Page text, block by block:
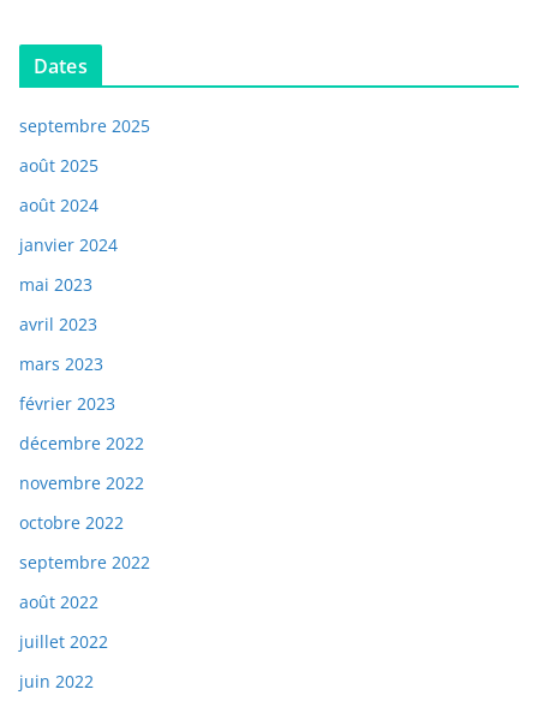
Dates
septembre 2025
août 2025
août 2024
janvier 2024
mai 2023
avril 2023
mars 2023
février 2023
décembre 2022
novembre 2022
octobre 2022
septembre 2022
août 2022
juillet 2022
juin 2022